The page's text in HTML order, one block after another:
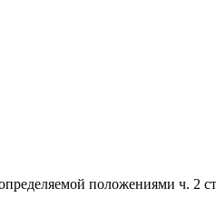
положениями ч. 2